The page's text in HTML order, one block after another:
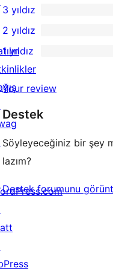
yıldızlı
inceleme
4
yıldızlı
inceleme
0
3
yıldızlı
inceleme
3 yıldız
2
yıldızlı
inceleme
2 yıldız
0
1
yıldızlı
inceleme
1 yıldız
Your review
Destek
Söyleyeceğiniz bir şey
lazım?
Destek forumunu